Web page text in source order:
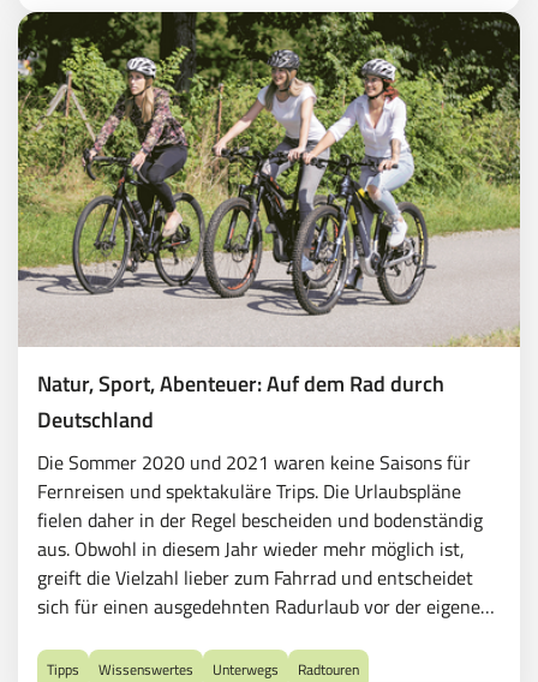
Natur, Sport, Abenteuer: Auf dem Rad durch
Deutschland
Die Sommer 2020 und 2021 waren keine Saisons für
Fernreisen und spektakuläre Trips. Die Urlaubspläne
fielen daher in der Regel bescheiden und bodenständig
aus. Obwohl in diesem Jahr wieder mehr möglich ist,
greift die Vielzahl lieber zum Fahrrad und entscheidet
sich für einen ausgedehnten Radurlaub vor der eigenen
Tipps Wissenswertes Unterwegs Radtouren